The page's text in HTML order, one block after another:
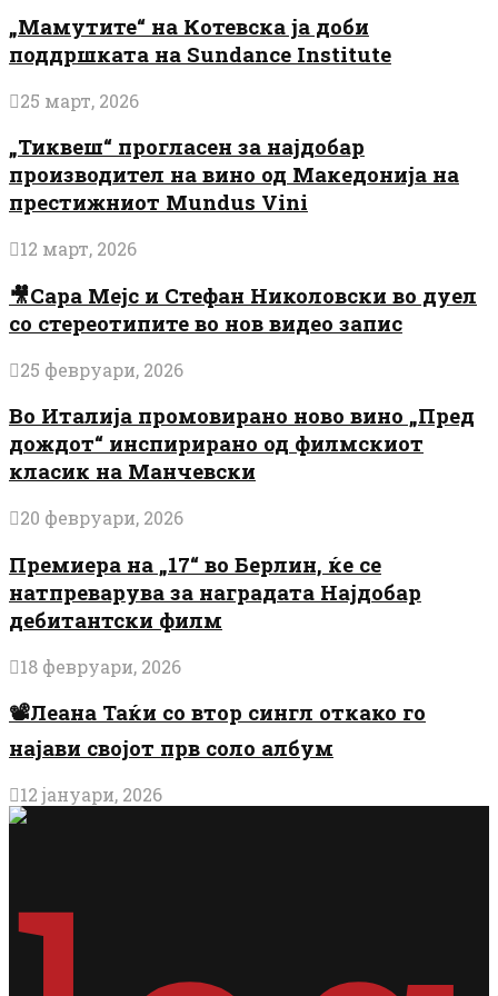
„Мамутите“ на Котевска ја доби
поддршката на Sundance Institute
25 март, 2026
„Тиквеш“ прогласен за најдобар
производител на вино од Македонија на
престижниот Mundus Vini
12 март, 2026
🎥Сара Мејс и Стефан Николовски во дуел
со стереотипите во нов видео запис
25 февруари, 2026
Во Италија промовирано ново вино „Пред
дождот“ инспирирано од филмскиот
класик на Манчевски
20 февруари, 2026
Премиера на „17“ во Берлин, ќе се
натпреварува за наградата Најдобар
дебитантски филм
18 февруари, 2026
📽️Леана Таќи со втор сингл откако го
најави својот прв соло албум
12 јануари, 2026